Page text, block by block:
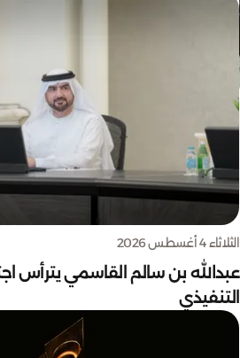
الثلاثاء 4 أغسطس 2026
عبدالله بن سالم القاسمي يترأس
التنفيذي